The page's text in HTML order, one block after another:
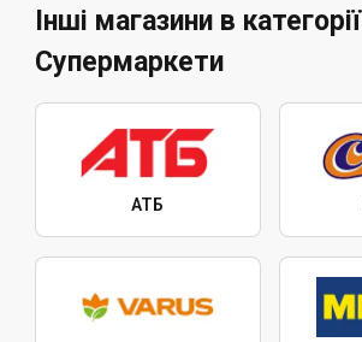
Інші магазини в категорії
Супермаркети
АТБ